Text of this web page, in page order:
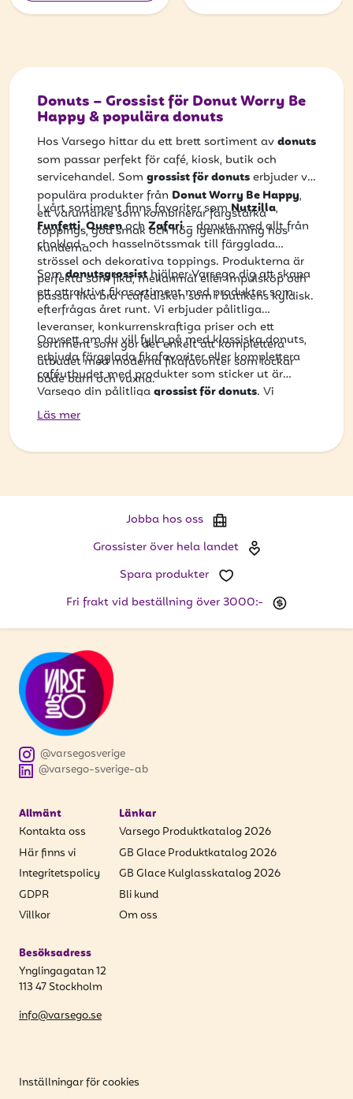
Donuts – Grossist för Donut Worry Be
Happy & populära donuts
Hos Varsego hittar du ett brett sortiment avdonuts
som passar perfekt för café, kiosk, butik och
servicehandel. Som grossist för donutserbjuder vi
populära produkter från Donut Worry Be Happy,
ett varumärke som kombinerar färgstarka
toppings, god smak och hög igenkänning hos
kunderna.
I vårt sortiment finns favoriter somNutzilla,
Funfetti,QueenochZafari– donuts med allt från
choklad- och hasselnötssmak till färgglada
strössel och dekorativa toppings. Produkterna är
perfekta som fika, mellanmål eller impulsköp och
passar lika bra i cafédisken som i butikens kyldisk.
Somdonutsgrossisthjälper Varsego dig att skapa
ett attraktivt fikasortiment med produkter som
efterfrågas året runt. Vi erbjuder pålitliga
leveranser, konkurrenskraftiga priser och ett
sortiment som gör det enkelt att komplettera
utbudet med moderna fikafavoriter som lockar
både barn och vuxna.
Oavsett om du vill fylla på med klassiska donuts,
erbjuda färgglada fikafavoriter eller komplettera
caféutbudet med produkter som sticker ut är
Varsego din pålitligagrossist för donuts. Vi
levererar kvalitet, variation och service – varje dag.
Läs mer
Jobba hos oss
Grossister över hela landet
Spara produkter
Fri frakt vid beställning över 3000:-
@varsego-sverige-ab
@varsegosverige
Allmänt
Kontakta oss
Här finns vi
Integritetspolicy
GDPR
Villkor
Länkar
Varsego Produktkatalog 2026
GB Glace Produktkatalog 2026
GB Glace Kulglasskatalog 2026
Bli kund
Om oss
Besöksadress
Ynglingagatan 12
113 47 Stockholm
info@varsego.se
Inställningar för cookies